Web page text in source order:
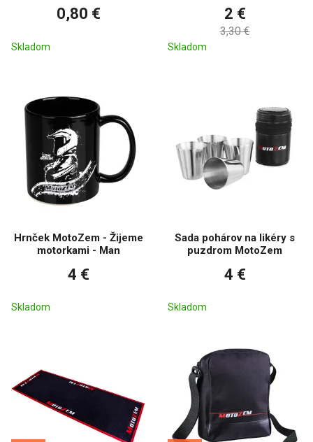
0,80 €
Skladom
2 €
3,30 €
Skladom
Hrnček MotoZem - Žijeme
motorkami - Man
4 €
Skladom
Sada pohárov na likéry s
puzdrom MotoZem
4 €
Skladom